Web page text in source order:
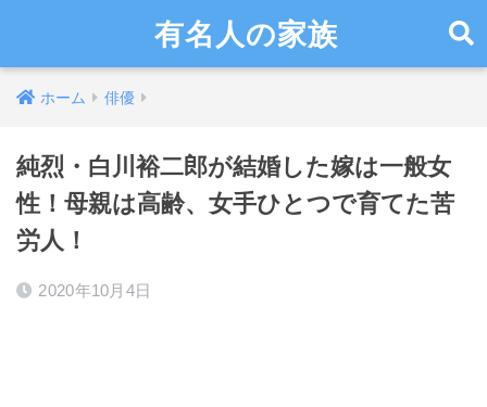
有名人の家族
ホーム 俳優
純烈・白川裕二郎が結婚した嫁は一般女
性！母親は高齢、女手ひとつで育てた苦
労人！
2020年10月4日